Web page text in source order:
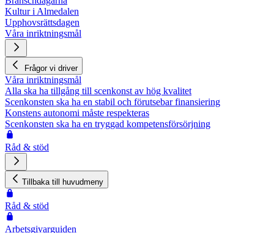
Kultur i Almedalen
Upphovsrättsdagen
Våra inriktningsmål
Frågor vi driver
Våra inriktningsmål
Alla ska ha tillgång till scenkonst av hög kvalitet
Scenkonsten ska ha en stabil och förutsebar finansiering
Konstens autonomi måste respekteras
Scenkonsten ska ha en tryggad kompetensförsörjning
Råd & stöd
Tillbaka till huvudmeny
Råd & stöd
Arbetsgivarguiden